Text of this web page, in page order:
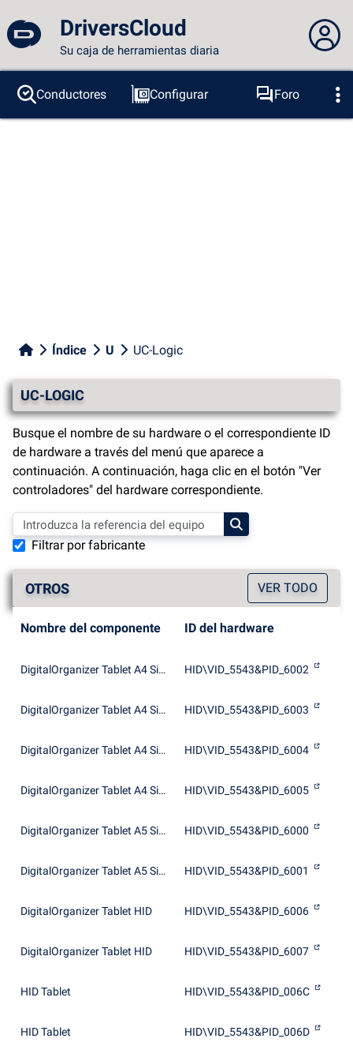
DriversCloud
Su caja de herramientas diaria
No estás conectado...
Acceder al sitio
Conductores Configurar
Foro
Sondas
BSOD Herramientas
Índice U UC-Logic
UC-LOGIC
Busque el nombre de su hardware o el correspondiente ID
de hardware a través del menú que aparece a
continuación. A continuación, haga clic en el botón "Ver
controladores" del hardware correspondiente.
Filtrar por fabricante
OTROS VER TODO
Nombre del componente ID del hardware
DigitalOrganizer Tablet A4 Size HID HID\VID_5543&PID_6002
DigitalOrganizer Tablet A4 Size HID HID\VID_5543&PID_6003
DigitalOrganizer Tablet A4 Size HID HID\VID_5543&PID_6004
DigitalOrganizer Tablet A4 Size HID HID\VID_5543&PID_6005
DigitalOrganizer Tablet A5 Size HID HID\VID_5543&PID_6000
DigitalOrganizer Tablet A5 Size HID HID\VID_5543&PID_6001
DigitalOrganizer Tablet HID HID\VID_5543&PID_6006
DigitalOrganizer Tablet HID HID\VID_5543&PID_6007
HID Tablet HID\VID_5543&PID_006C
HID Tablet HID\VID_5543&PID_006D